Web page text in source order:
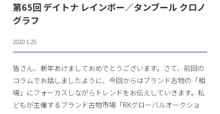
第65回 デイトナ レインボー／タンブール クロノ
グラフ
2020.1.25
皆さん、新年あけましておめでとうございます。さて、前回の
コラムでお話しましたように、今回からはブランド古物の「相
場」にフォーカスしながらトレンドをお伝えしていきます。私
どもが主催するブランド古物市場「RKグローバルオークショ